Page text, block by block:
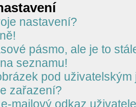
nastavení?
pásmo, ale je to
seznamu!
pod uživatelským
zařazení?
mailový odkaz